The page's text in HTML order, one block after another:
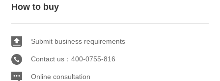
How to buy
Submit business requirements
Contact us：400-0755-816
Online consultation